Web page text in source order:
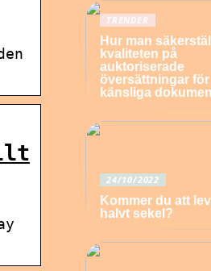
TRENDER
Hur man
kvaliteten på
auktoriserade
översättningar för
känsliga
24/10/2022
Kommer du att
halvt sekel?